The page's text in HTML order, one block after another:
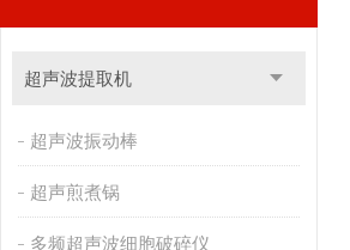
超声波提取机
超声波振动棒
超声煎煮锅
多频超声波细胞破碎仪